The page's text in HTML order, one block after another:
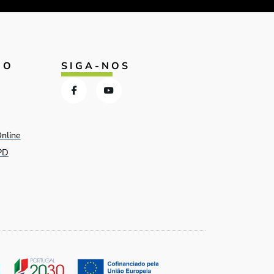
SIGA-NOS